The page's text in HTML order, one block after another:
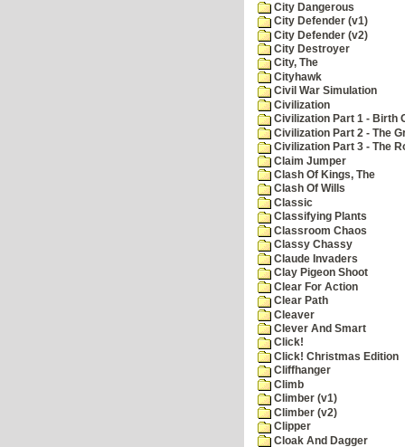
City Dangerous
City Defender (v1)
City Defender (v2)
City Destroyer
City, The
Cityhawk
Civil War Simulation
Civilization
Civilization Part 1 - Birth
Civilization Part 2 - The
Civilization Part 3 - The
Claim Jumper
Clash Of Kings, The
Clash Of Wills
Classic
Classifying Plants
Classroom Chaos
Classy Chassy
Claude Invaders
Clay Pigeon Shoot
Clear For Action
Clear Path
Cleaver
Clever And Smart
Click!
Click! Christmas Edition
Cliffhanger
Climb
Climber (v1)
Climber (v2)
Clipper
Cloak And Dagger